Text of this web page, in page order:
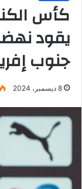
كأس
يقود
جنوب
8 ديسمبر، 2024